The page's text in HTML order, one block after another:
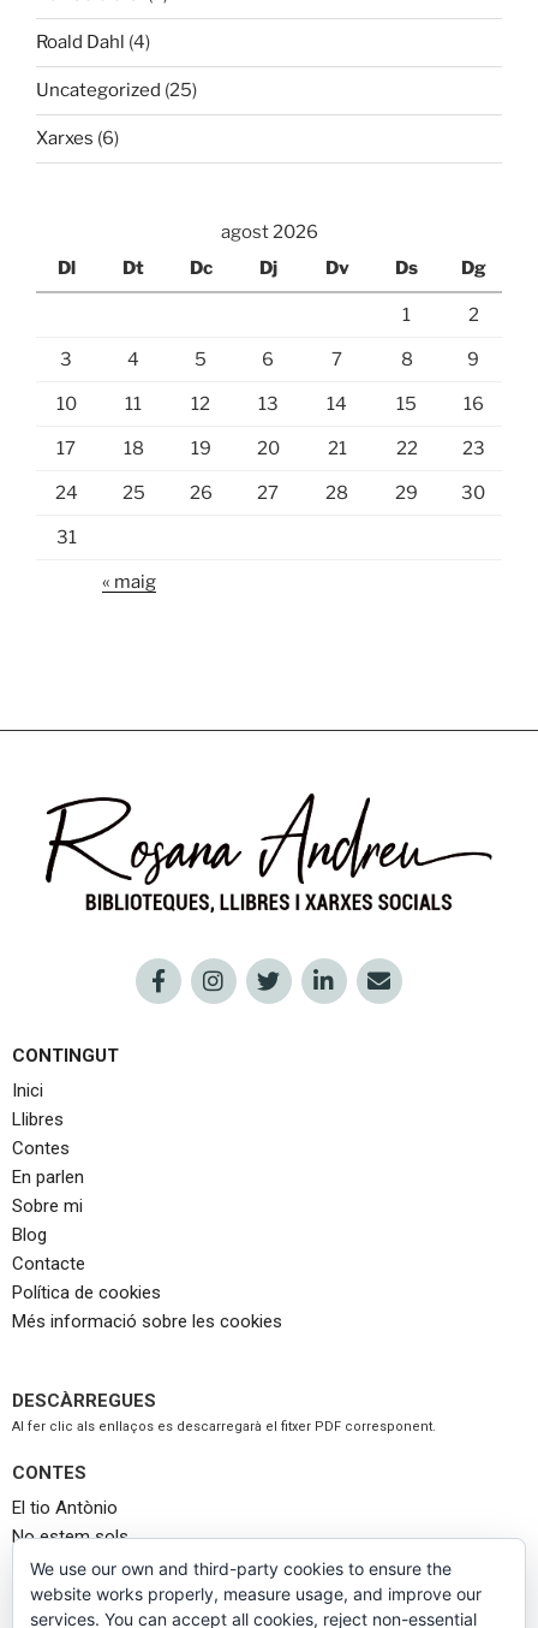
Roald Dahl (4)
Uncategorized (25)
Xarxes (6)
agost 2026
Dl
Dt Dc Dj Dv Ds Dg
1 2
3 4 5 6 7 8 9
10 11 12 13 14 15 16
17 18 19 20 21 22 23
24 25 26 27 28 29 30
31
« maig
CONTINGUT
Inici
Llibres
Contes
En parlen
Sobre mi
Blog
Contacte
Política de cookies
Més informació sobre les cookies
DESCÀRREGUES
Al fer clic als enllaços es descarregarà el fitxer PDF corresponent.
CONTES
El tio Antònio
No estem sols
No m’estranya
La cita
Llop busca caputxeta
We use our own and third-party cookies to ensure the
website works properly, measure usage, and improve our
services. You can accept all cookies, reject non-essential